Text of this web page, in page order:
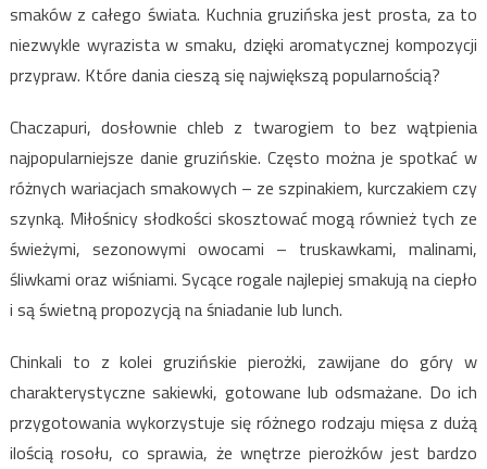
smaków z całego świata. Kuchnia gruzińska jest prosta, za to
niezwykle wyrazista w smaku, dzięki aromatycznej kompozycji
przypraw. Które dania cieszą się największą popularnością?
Chaczapuri, dosłownie chleb z twarogiem to bez wątpienia
najpopularniejsze danie gruzińskie. Często można je spotkać w
różnych wariacjach smakowych – ze szpinakiem, kurczakiem czy
szynką. Miłośnicy słodkości skosztować mogą również tych ze
świeżymi, sezonowymi owocami – truskawkami, malinami,
śliwkami oraz wiśniami. Sycące rogale najlepiej smakują na ciepło
i są świetną propozycją na śniadanie lub lunch.
Chinkali to z kolei gruzińskie pierożki, zawijane do góry w
charakterystyczne sakiewki, gotowane lub odsmażane. Do ich
przygotowania wykorzystuje się różnego rodzaju mięsa z dużą
ilością rosołu, co sprawia, że wnętrze pierożków jest bardzo